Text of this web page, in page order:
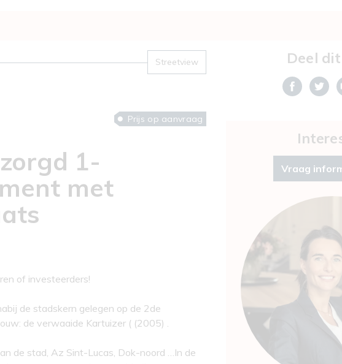
1-
met
Prijs op aanvraag
Streetview
of investeerders!
de stadskern gelegen op de 2de
de verwaaide Kartuizer ( (2005) .
de stad, Az Sint-Lucas, Dok-noord …In de
Deel
Vraag